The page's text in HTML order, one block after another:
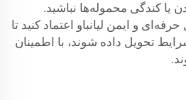
یا کندگی محموله‌ها نباشید.
و ایمن لیانباو اعتماد کنید تا
تحویل داده شوند، با اطمینان